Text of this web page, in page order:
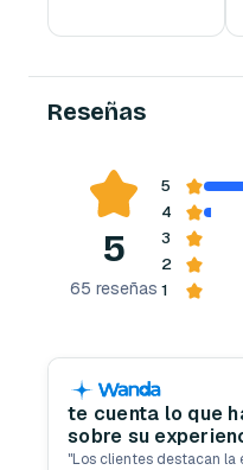
Reseñas
5
65 reseñas
5
4
3
2
1
te cuenta lo que
sobre su
"Los clientes destacan la